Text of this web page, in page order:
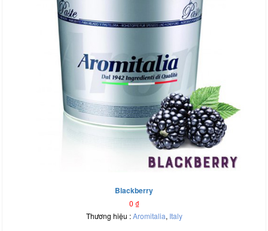
Blackberry
0 ₫
Thương hiệu :Aromitalia, Italy